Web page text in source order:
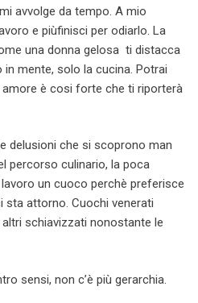
avvolge da tempo. A mio
e piùfinisci per odiarlo. La
una donna gelosa ti distacca
mente, solo la cucina. Potrai
è cosi forte che ti riporterà
delusioni che si scoprono man
percorso culinario, la poca
un cuoco perchè preferisce
attorno. Cuochi venerati
schiavizzati nonostante le
sensi, non c’è più gerarchia.